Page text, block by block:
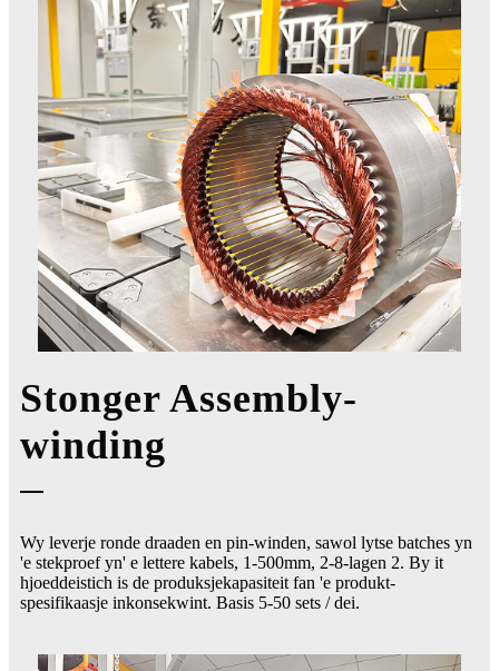
Stonger Assembly-
winding
Wy leverje ronde draaden en pin-winden, sawol lytse batches yn
'e stekproef yn' e lettere kabels, 1-500mm, 2-8-lagen 2. By it
hjoeddeistich is de produksjekapasiteit fan 'e produkt-
spesifikaasje inkonsekwint. Basis 5-50 sets / dei.